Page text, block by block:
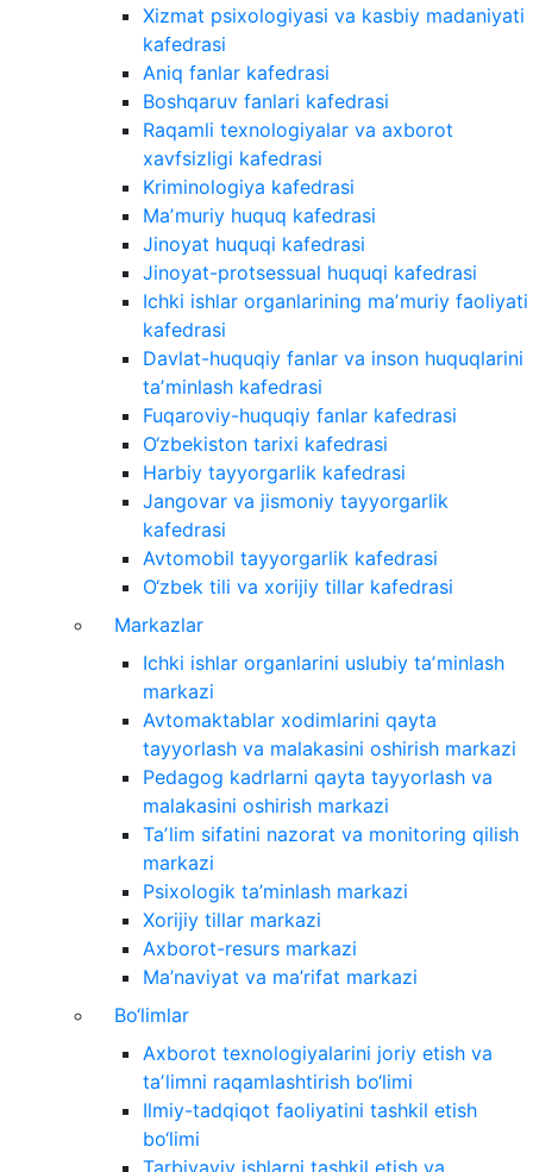
Xizmat psixologiyasi va kasbiy madaniyati
kafedrasi
Aniq fanlar kafedrasi
Boshqaruv fanlari kafedrasi
Raqamli texnologiyalar va axborot
xavfsizligi kafedrasi
Kriminologiya kafedrasi
Maʼmuriy huquq kafedrasi
Jinoyat huquqi kafedrasi
Jinoyat-protsessual huquqi kafedrasi
Ichki ishlar organlarining maʼmuriy faoliyati
kafedrasi
Davlat-huquqiy fanlar va inson huquqlarini
taʼminlash kafedrasi
Fuqaroviy-huquqiy fanlar kafedrasi
O‘zbekiston tarixi kafedrasi
Harbiy tayyorgarlik kafedrasi
Jangovar va jismoniy tayyorgarlik
kafedrasi
Avtomobil tayyorgarlik kafedrasi
O‘zbek tili va xorijiy tillar kafedrasi
Markazlar
Ichki ishlar organlarini uslubiy taʼminlash
markazi
Avtomaktablar xodimlarini qayta
tayyorlash va malakasini oshirish markazi
Pedagog kadrlarni qayta tayyorlash va
malakasini oshirish markazi
Taʼlim sifatini nazorat va monitoring qilish
markazi
Psixologik ta’minlash markazi
Xorijiy tillar markazi
Axborot-resurs markazi
Ma’naviyat va ma’rifat markazi
Bo‘limlar
Axborot texnologiyalarini joriy etish va
taʼlimni raqamlashtirish bo‘limi
Ilmiy-tadqiqot faoliyatini tashkil etish
bo‘limi
Tarbiyaviy ishlarni tashkil etish va